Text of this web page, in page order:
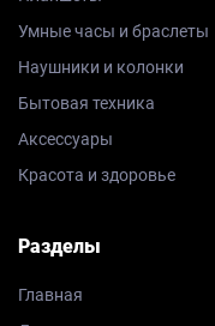
Умные часы и браслеты
Наушники и колонки
Бытовая техника
Аксессуары
Красота и здоровье
Разделы
Главная